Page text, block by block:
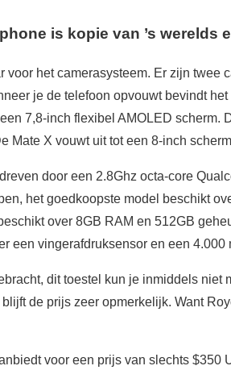
is kopie van ’s werelds
het camerasysteem. Er zijn twee
je de telefoon opvouwt bevindt
7,8-inch flexibel AMOLED scherm.
Mate X vouwt uit tot een 8-inch
door een 2.8Ghz octa-core
het goedkoopste model beschikt
over 8GB RAM en 512GB
een vingerafdruksensor en een 4.000
dit toestel kun je inmiddels niet
de prijs zeer opmerkelijk. Want
voor een prijs van slechts $350